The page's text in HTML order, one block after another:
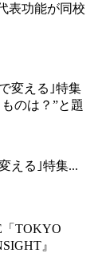
表功能が同校
える｣特集...